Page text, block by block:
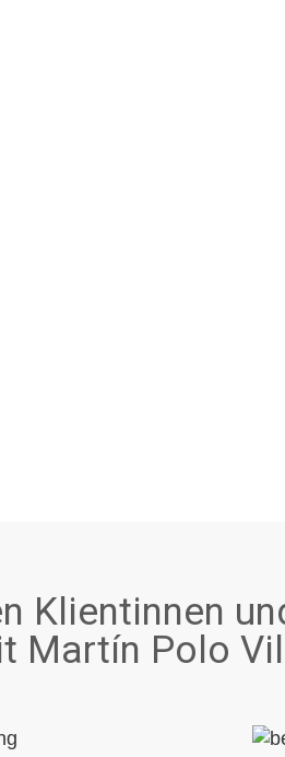
Klientinnen
Martín Polo